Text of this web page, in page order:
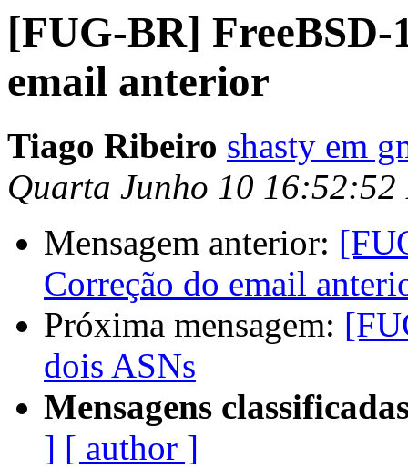
[FUG-BR] FreeBSD-
email anterior
Tiago Ribeiro shasty em
Quarta Junho 10 16:52:52
Mensagem anterior:
Correção do email
Próxima mensagem:
dois ASNs
Mensagens
] [ author ]